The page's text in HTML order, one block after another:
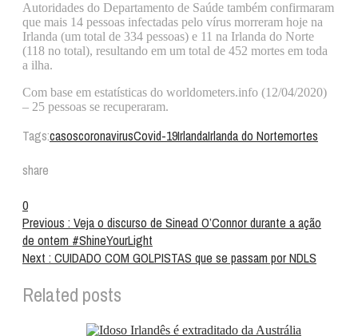
Autoridades do Departamento de Saúde também confirmaram
que mais 14 pessoas infectadas pelo vírus morreram hoje na
Irlanda (um total de 334 pessoas) e 11 na Irlanda do Norte
(118 no total), resultando em um total de 452 mortes em toda
a ilha.
Com base em estatísticas do worldometers.info (12/04/2020)
– 25 pessoas se recuperaram.
Tags:casoscoronavirusCovid-19IrlandaIrlanda do Nortemortes
share
0
Previous : Veja o discurso de Sinead O’Connor durante a ação
de ontem #ShineYourLight
Next : CUIDADO COM GOLPISTAS que se passam por NDLS
Related posts